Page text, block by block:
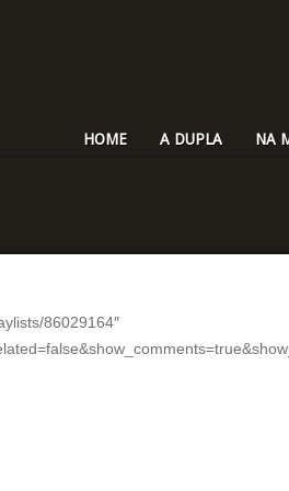
HOME A DUPLA NA
86029164″